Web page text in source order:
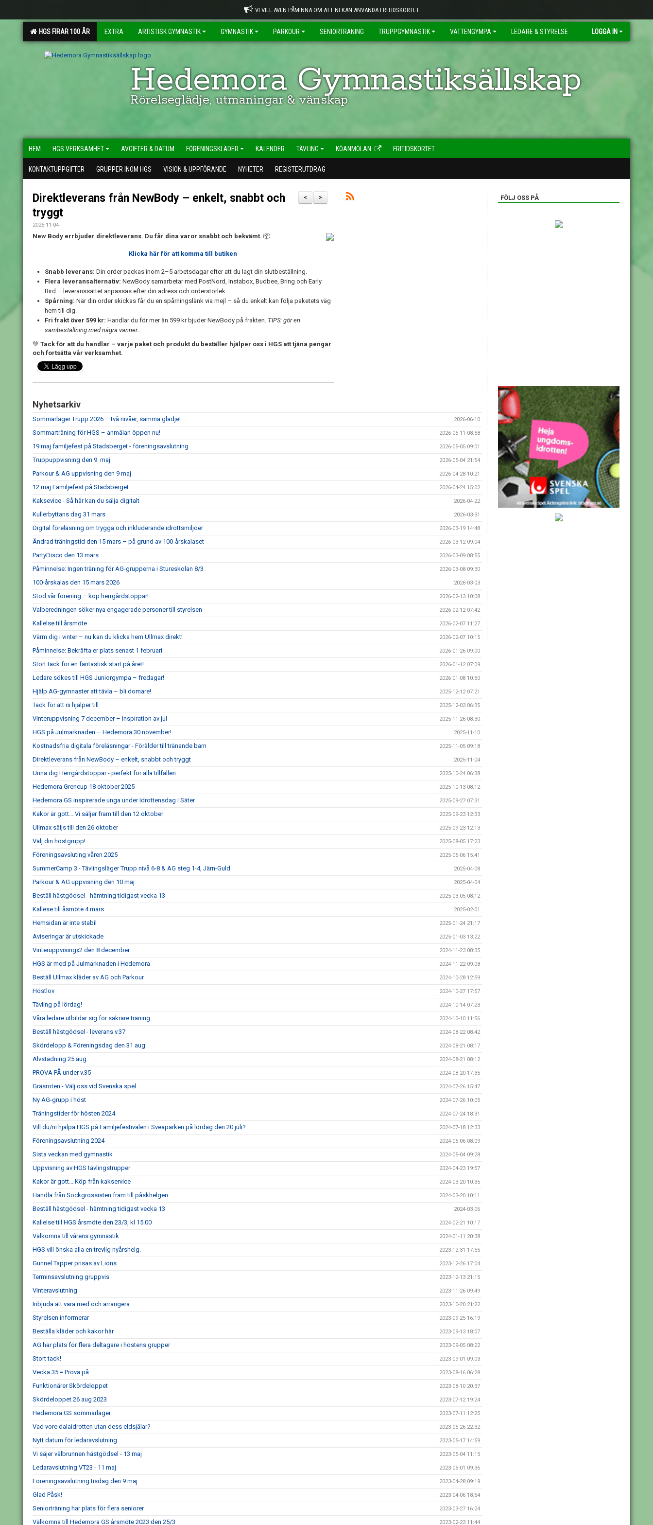
VI VILL ÄVEN PÅMINNA OM ATT NI KAN ANVÄNDA FRITIDSKORTET
HGS FIRAR 100 ÅR EXTRA ARTISTISK GYMNASTIK GYMNASTIK PARKOUR SENIORTRÄNING TRUPPGYMNASTIK VATTENGYMPA LEDARE & STYRELSE LOGGA IN
Hedemora Gymnastiksällskap
Rörelseglädje, utmaningar & vänskap
HEM HGS VERKSAMHET AVGIFTER & DATUM FÖRENINGSKLÄDER KALENDER TÄVLING KÖANMÖLAN FRITIDSKORTET
KONTAKTUPPGIFTER GRUPPER INOM HGS VISION & UPPFÖRANDE NYHETER REGISTERUTDRAG
>
<
Direktleverans från NewBody – enkelt, snabbt och
tryggt
2025-11-04
New Body errbjuder direktleverans. Du får dina varor snabbt och bekvämt. 📦
Klicka här för att komma till butiken
Snabb leverans: Din order packas inom 2–5 arbetsdagar efter att du lagt din slutbeställning.
Flera leveransalternativ: NewBody samarbetar med PostNord, Instabox, Budbee, Bring och Early
Bird – leveranssättet anpassas efter din adress och orderstorlek.
Spårning: När din order skickas får du en spårningslänk via mejl – så du enkelt kan följa paketets väg
hem till dig.
Fri frakt över 599 kr: Handlar du för mer än 599 kr bjuder NewBody på frakten. TIPS: gör en
sambeställning med några vänner...
💚 Tack för att du handlar – varje paket och produkt du beställer hjälper oss i HGS att tjäna pengar
och fortsätta vår verksamhet.
Nyhetsarkiv
Sommarläger Trupp 2026 – två nivåer, samma glädje! 2026-06-10
Sommarträning för HGS – anmälan öppen nu! 2026-05-11 08:58
19 maj familjefest på Stadsberget - föreningsavslutning 2026-05-05 09:01
Truppuppvisning den 9: maj 2026-05-04 21:54
Parkour & AG uppvisning den 9 maj 2026-04-28 10:21
12 maj Familjefest på Stadsberget 2026-04-24 15:02
Kaksevice - Så här kan du sälja digitalt 2026-04-22
Kullerbyttans dag 31 mars 2026-03-31
Digital föreläsning om trygga och inkluderande idrottsmiljöer 2026-03-19 14:48
Ändrad träningstid den 15 mars – på grund av 100-årskalaset 2026-03-12 09:04
PartyDisco den 13 mars 2026-03-09 08:55
Påminnelse: Ingen träning för AG-grupperna i Stureskolan 8/3 2026-03-08 09:30
100-årskalas den 15 mars 2026 2026-03-03
Stöd vår förening – köp herrgårdstoppar! 2026-02-13 10:08
Valberedningen söker nya engagerade personer till styrelsen 2026-02-12 07:42
Kallelse till årsmöte 2026-02-07 11:27
Värm dig i vinter – nu kan du klicka hem Ullmax direkt! 2026-02-07 10:15
Påminnelse: Bekräfta er plats senast 1 februari 2026-01-26 09:00
Stort tack för en fantastisk start på året! 2026-01-12 07:09
Ledare sökes till HGS Juniorgympa – fredagar! 2026-01-08 10:50
Hjälp AG-gymnaster att tävla – bli domare! 2025-12-12 07:21
Tack för att ni hjälper till 2025-12-03 06:35
Vinteruppvisning 7 december – Inspiration av jul 2025-11-26 08:30
HGS på Julmarknaden – Hedemora 30 november! 2025-11-10
Kostnadsfria digitala föreläsningar - Förälder till tränande barn 2025-11-05 09:18
Direktleverans från NewBody – enkelt, snabbt och tryggt 2025-11-04
Unna dig Herrgårdstoppar - perfekt för alla tillfällen 2025-10-24 06:38
Hedemora Grencup 18 oktober 2025 2025-10-13 08:12
Hedemora GS inspirerade unga under Idrottensdag i Säter 2025-09-27 07:31
Kakor är gott... Vi säljer fram till den 12 oktober 2025-09-23 12:33
Ullmax säljs till den 26 oktober 2025-09-23 12:13
Välj din höstgrupp! 2025-08-05 17:23
Föreningsavsluting våren 2025 2025-05-06 15:41
SummerCamp 3 - Tävlingsläger Trupp nivå 6-8 & AG steg 1-4, Järn-Guld 2025-04-08
Parkour & AG uppvisning den 10 maj 2025-04-04
Beställ hästgödsel - hämtning tidigast vecka 13 2025-03-05 08:12
Kallese till åsmöte 4 mars 2025-02-01
Hemsidan är inte stabil 2025-01-24 21:17
Aviseringar är utskickade 2025-01-03 13:22
Vinteruppvisingx2 den 8 december 2024-11-23 08:35
HGS är med på Julmarknaden i Hedemora 2024-11-22 09:08
Beställ Ullmax kläder av AG och Parkour 2024-10-28 12:59
Höstlov 2024-10-27 17:57
Tävling på lördag! 2024-10-14 07:23
Våra ledare utbildar sig för säkrare träning 2024-10-10 11:56
Beställ hästgödsel - leverans v.37 2024-08-22 08:42
Skördelopp & Föreningsdag den 31 aug 2024-08-21 08:17
Älvstädning 25 aug 2024-08-21 08:12
PROVA PÅ under v.35 2024-08-20 17:35
Gräsroten - Välj oss vid Svenska spel 2024-07-26 15:47
Ny AG-grupp i höst 2024-07-26 10:05
Träningstider för hösten 2024 2024-07-24 18:31
Vill du/ni hjälpa HGS på Familjefestivalen i Sveaparken på lördag den 20 juli? 2024-07-18 12:33
Föreningsavslutning 2024 2024-05-06 08:09
Sista veckan med gymnastik 2024-05-04 09:28
Uppvisning av HGS tävlingstrupper 2024-04-23 19:57
Kakor är gott... Köp från kakservice 2024-03-20 10:35
Handla från Sockgrossisten fram till påskhelgen 2024-03-20 10:11
Beställ hästgödsel - hämtning tidigast vecka 13 2024-03-06
Kallelse till HGS årsmöte den 23/3, kl 15.00 2024-02-21 10:17
Välkomna till vårens gymnastik 2024-01-11 20:38
HGS vill önska alla en trevlig nyårshelg. 2023-12-31 17:55
Gunnel Tapper prisas av Lions 2023-12-26 17:04
Terminsavslutning gruppvis 2023-12-13 21:15
Vinteravslutning 2023-11-26 09:49
Inbjuda att vara med och arrangera 2023-10-20 21:22
Styrelsen informerar 2023-09-25 16:19
Beställa kläder och kakor här 2023-09-13 18:07
AG har plats för flera deltagare i höstens grupper 2023-09-05 08:22
Stort tack! 2023-09-01 09:03
Vecka 35 = Prova på 2023-08-16 06:28
Funktionärer Skördeloppet 2023-08-10 20:37
Skördeloppet 26 aug 2023 2023-07-12 19:24
Hedemora GS sommarläger 2023-07-11 12:25
Vad vore dalaidrotten utan dess eldsjälar? 2023-05-26 22:32
Nytt datum för ledaravslutning 2023-05-17 14:59
Vi säjer välbrunnen hästgödsel - 13 maj 2023-05-04 11:15
Ledaravslutning VT23 - 11 maj 2023-05-01 09:36
Föreningsavslutning tisdag den 9 maj 2023-04-28 09:19
Glad Påsk! 2023-04-06 18:54
Seniorträning har plats för flera seniorer 2023-03-27 16:24
Välkomna till Hedemora GS årsmöte 2023 den 25/3 2023-02-23 11:44
FÖLJ OSS PÅ